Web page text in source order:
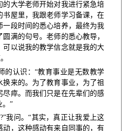
的大学老师开始对我进行紧急培
屋里，我跟老师学习备课，在
段时间的悉心培养，最终为我
满的句号。老师的悉心教导，
可以说我的教学信念就是我的大
的认识：“教育事业是无数教学
来的。为了教育事业，为了祖
尽瘁。而我们只是在先辈们的感
。”
我问。“其实，真正让我爱上这
，这种感动有来自同事的，有